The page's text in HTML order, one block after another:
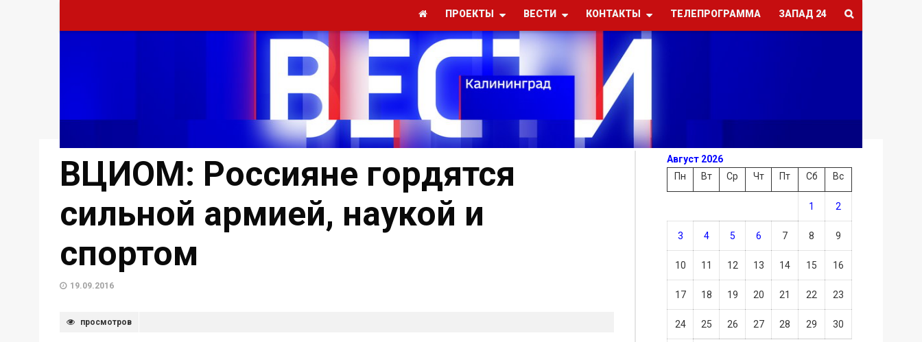
ПРОЕКТЫ ВЕСТИ КОНТАКТЫ ТЕЛЕПРОГРАММА ЗАПАД 24
ВЦИОМ: Россияне гордятся
сильной армией, наукой и
спортом
19.09.2016
просмотров
Август 2026
Пн
Вт Ср Чт Пт Сб Вс
1 2
3 4 5 6 7 8 9
10 11 12 13 14 15 16
17 18 19 20 21 22 23
24 25 26 27 28 29 30